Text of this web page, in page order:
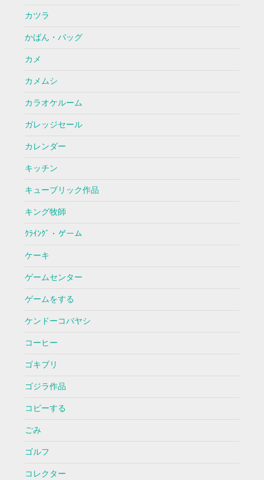
カツラ
かばん・バッグ
カメ
カメムシ
カラオケルーム
ガレッジセール
カレンダー
キッチン
キューブリック作品
キング牧師
ｸﾗｲﾝｸﾞ・ゲーム
ケーキ
ゲームセンター
ゲームをする
ケンドーコバヤシ
コーヒー
ゴキブリ
ゴジラ作品
コピーする
ごみ
ゴルフ
コレクター